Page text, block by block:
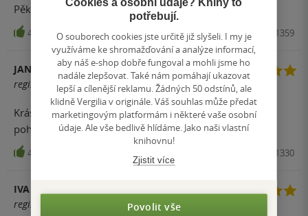
Pěkné. Ideální pohádky pro děti před spaním.
48 Film, NORTH VIDEO, 2014, 8594007301359
JANA H.
registrovaný uživatel
Krásná knížka o víle Amálce .Určitě doporučuji .Příběhy
pohladí a jsou hezky vyprávěné.
47 Kniha, Albatros Media, 2013, 9788000031330
IVA BURDOVÁ
registrovaný uživatel
potřebují.
O souborech cookies jste určitě již slyšeli. I my je
využíváme ke shromažďování a analýze informací,
aby náš e-shop dobře fungoval a mohli jsme ho
nadále zlepšovat. Také nám pomáhají ukazovat
lepší a cílenější reklamu. Žádných 50 odstínů, ale
klidně Vergilia v originále. Váš souhlas může předat
marketingovým platformám i některé vaše osobní
údaje. Ale vše bedlivě hlídáme. Jako naši vlastní
knihovnu!
Zjistit více
Povolit vše